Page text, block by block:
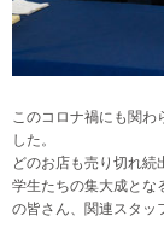
このコロナ禍にも関わ
した。
どのお店も売り切れ続
学生たちの集大成とな
の皆さん、関連スタッ